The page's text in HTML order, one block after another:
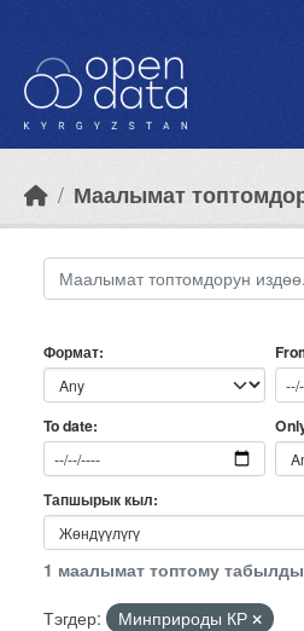
Маалымат
Формат
To date
Тапшырык кыл
1 маалымат топтому табылды
Тэгдер:
Минприроды КР